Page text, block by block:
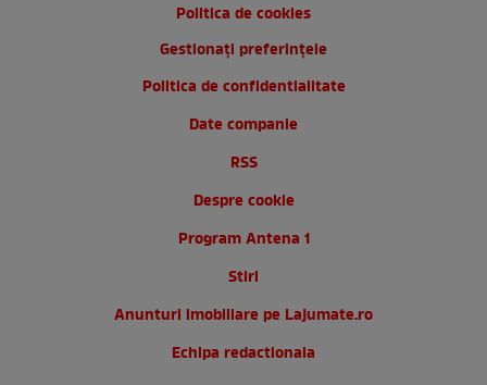
Politica de cookies
Gestionați preferințele
Politica de confidentialitate
Date companie
RSS
Despre cookie
Program Antena 1
Stiri
Anunturi imobiliare pe Lajumate.ro
Echipa redactionala